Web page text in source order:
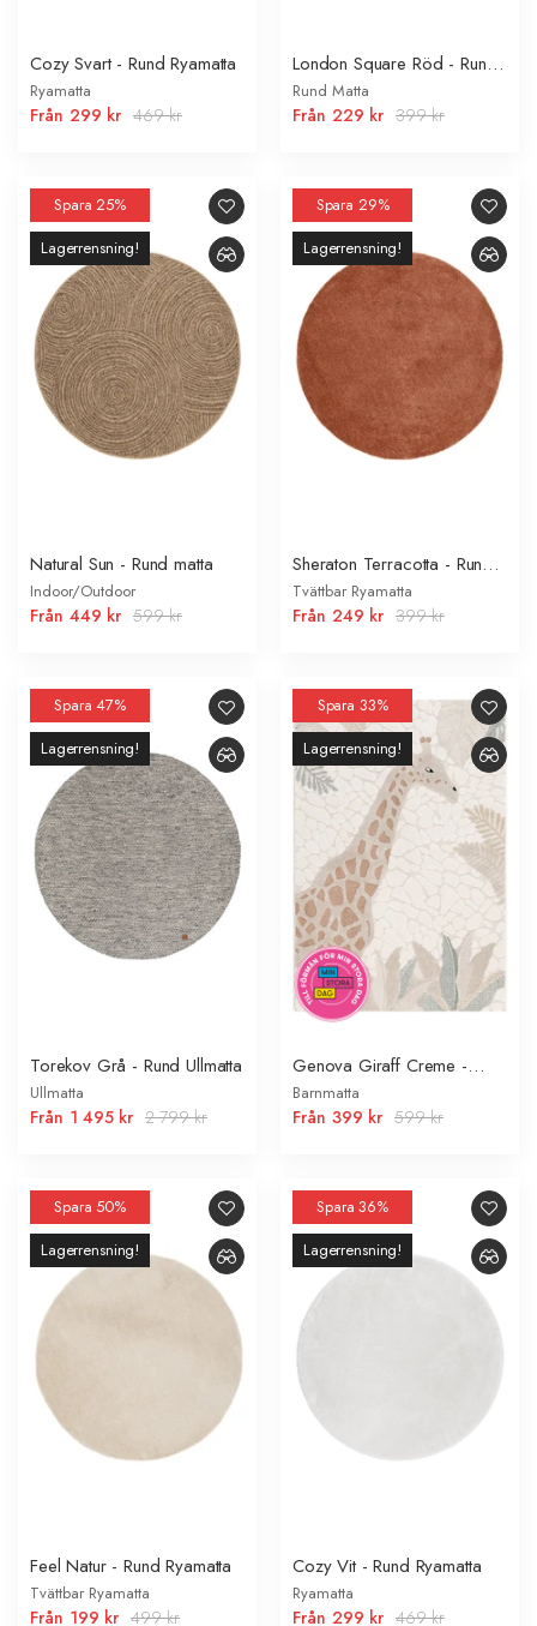
Cozy Svart - Rund Ryamatta
Ryamatta
Från 299 kr 469 kr
London Square Röd - Rund
Matta
Rund Matta
Från 229 kr 399 kr
Spara 25%
Lagerrensning!
Natural Sun - Rund matta
Indoor/Outdoor
Från 449 kr 599 kr
Spara 29%
Lagerrensning!
Sheraton Terracotta - Rund
Ryamatta
Tvättbar Ryamatta
Från 249 kr 399 kr
Spara 47%
Lagerrensning!
Torekov Grå - Rund Ullmatta
Ullmatta
Från 1 495 kr 2 799 kr
Spara 33%
Lagerrensning!
Genova Giraff Creme -
Barnmatta
Barnmatta
Från 399 kr 599 kr
Spara 50%
Lagerrensning!
Feel Natur - Rund Ryamatta
Tvättbar Ryamatta
Från 199 kr 499 kr
Spara 36%
Lagerrensning!
Cozy Vit - Rund Ryamatta
Ryamatta
Från 299 kr 469 kr